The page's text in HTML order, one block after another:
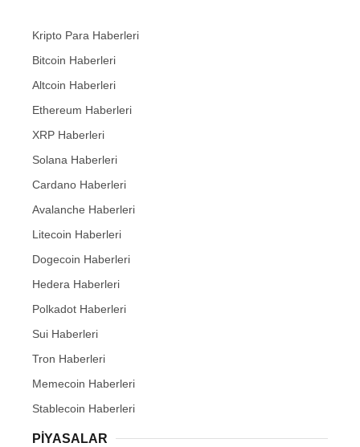
Kripto Para Haberleri
Bitcoin Haberleri
Altcoin Haberleri
Ethereum Haberleri
XRP Haberleri
Solana Haberleri
Cardano Haberleri
Avalanche Haberleri
Litecoin Haberleri
Dogecoin Haberleri
Hedera Haberleri
Polkadot Haberleri
Sui Haberleri
Tron Haberleri
Memecoin Haberleri
Stablecoin Haberleri
PIYASALAR